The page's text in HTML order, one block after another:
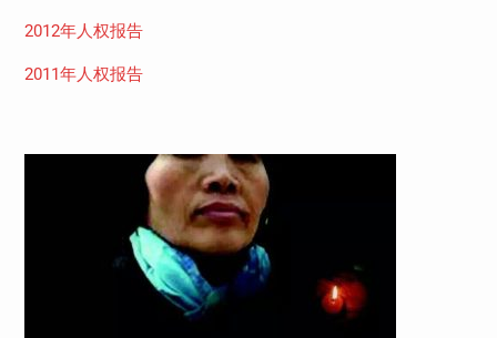
2012年人权报告
2011年人权报告